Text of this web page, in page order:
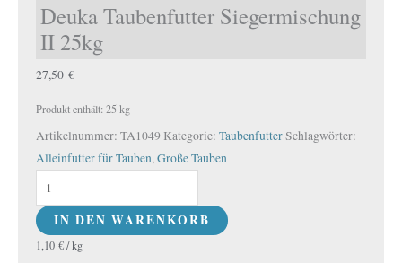
Deuka Taubenfutter Siegermischung
II 25kg
27,50 €
Produkt enthält: 25 kg
Artikelnummer: TA1049 Kategorie: TaubenfutterSchlagwörter:
Alleinfutter für Tauben,Große Tauben
IN DEN WARENKORB
1,10 €/kg